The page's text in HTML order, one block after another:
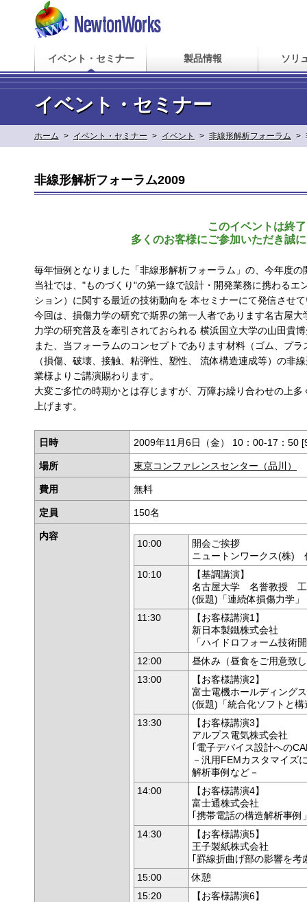
イベント・セミナー 製品情報 ソリ
イベント・セミナー
ホーム > イベント・セミナー > イベント > 非線形解析フォーラム >
非線形解析フォーラム2009
このイベントは終
多くのお客様にご参加いただき誠
毎年恒例となりました「非線形解析フォーラム」の、今年度
当社では、"ものづくり"の第一線で設計・開発業務に携わる
ション）に関する最近の技術動向を 本セミナーにて発信させ
今回は、損傷力学の研究で斯界の第一人者であります名古屋
力学の研究普及を牽引されておられる 横浜国立大学の山田貴
また、当フォーラムのコンセプトであります材料（ゴム、プ
（損傷、破壊、接触、粘弾性、塑性、 流体構造連成等）の非
業様よりご講演賜わります。
大変ご多忙の時期かとは存じますが、万障お繰り合わせの上
上げます。
日時 2009年11月6日（金） 10：00-17：50
場所 東京コンファレンスセンター（品川）
費用 無料
定員 150名
内容
10:00
開会ご挨拶
ニュートンワークス(株)
10:10
【基調講演】
名古屋大学 名誉教授
(仮題)「連続体損傷力学
11:30
【お客様講演1】
新日本製鐵株式会社
「ハイドロフォーム技術
12:00
昼休み（昼食をご用意致
13:00
【お客様講演2】
富士電機ホールディング
(仮題)「統合化ソフトと
13:30
【お客様講演3】
アルプス電気株式会社
｢電子デバイス設計への
－汎用FEMカスタマイズ
解析事例など－
14:00
【お客様講演4】
富士通株式会社
｢携帯電話の構造解析事例
14:30
【お客様講演5】
王子製紙株式会社
｢罫線折曲げ部の影響を
15:00
休憩
15:20
【お客様講演6】